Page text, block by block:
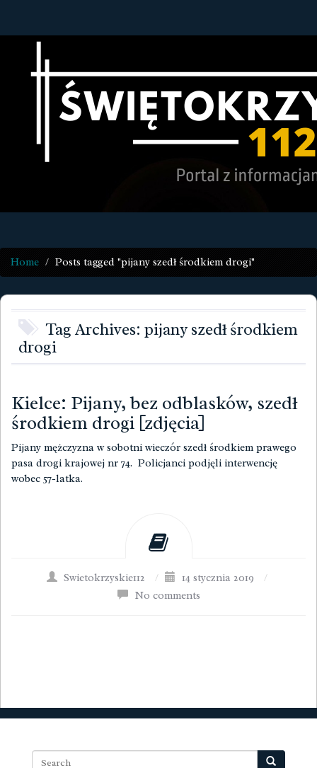
Home Posts tagged "pijany szedł środkiem drogi"
Tag Archives: pijany szedł środkiem
drogi
Kielce: Pijany, bez odblasków, szedł
środkiem drogi [zdjęcia]
Pijany mężczyzna w sobotni wieczór szedł środkiem prawego
pasa drogi krajowej nr 74. Policjanci podjęli interwencję
wobec 57-latka.
Swietokrzyskie112 / 14 stycznia 2019
/
No comments